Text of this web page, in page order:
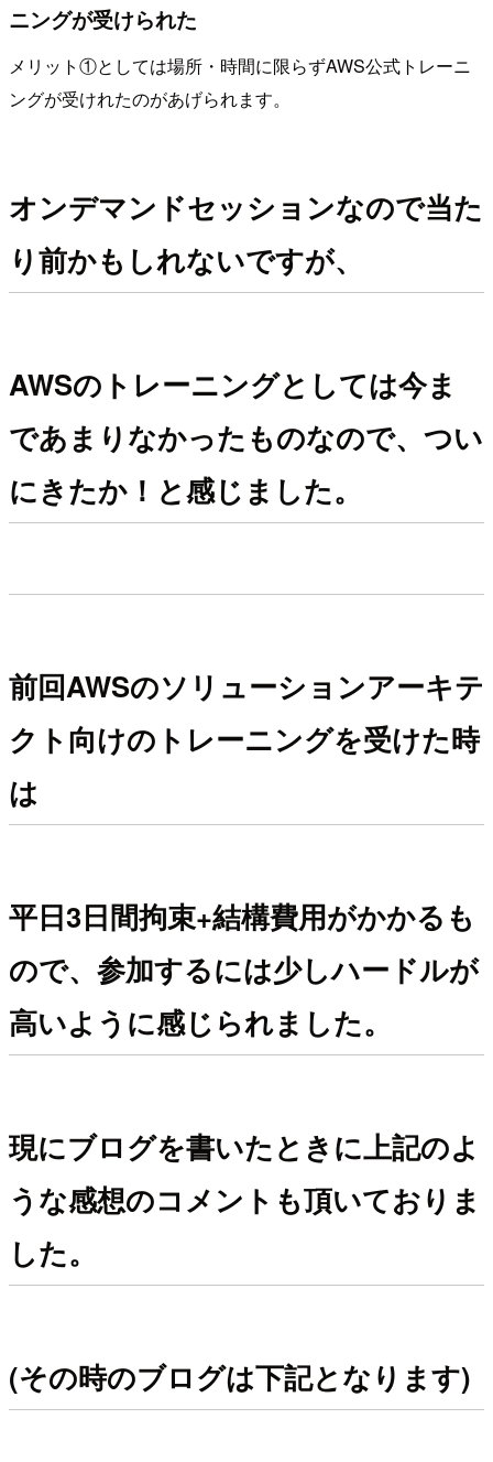
ニングが受けられた
メリット①としては場所・時間に限らずAWS公式トレーニ
ングが受けれたのがあげられます。
オンデマンドセッションなので当た
り前かもしれないですが、
AWSのトレーニングとしては今ま
であまりなかったものなので、つい
にきたか！と感じました。
前回AWSのソリューションアーキテ
クト向けのトレーニングを受けた時
は
平日3日間拘束+結構費用がかかるも
ので、参加するには少しハードルが
高いように感じられました。
現にブログを書いたときに上記のよ
うな感想のコメントも頂いておりま
した。
(その時のブログは下記となります)